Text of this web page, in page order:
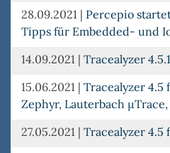
28.09.2021 | Percepio
Tipps für Embedded- und
14.09.2021 | Tracealyzer
15.06.2021 | Tracealyzer 4.5
Zephyr, Lauterbach
27.05.2021 | Tracealyzer 4.5